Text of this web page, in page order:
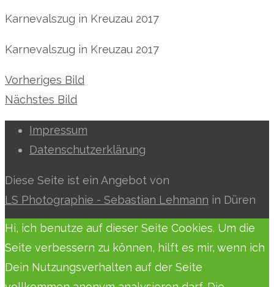
Karnevalszug in Kreuzau 2017
Karnevalszug in Kreuzau 2017
Vorheriges Bild
Nächstes Bild
Impressum
Datenschutzerklärung
Diese Seite ist ein Angebot von
LS Photographie - Sebastian Lehmann in Düren
Hi, ich benutze auf dieser Seite Cookies. Um die
Seite verbessern zu können, hilft es mir, wenn ich
Dein Nutzungsverhalten auf der Seite